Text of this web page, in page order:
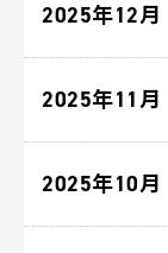
2025年12月
2025年11月
2025年10月